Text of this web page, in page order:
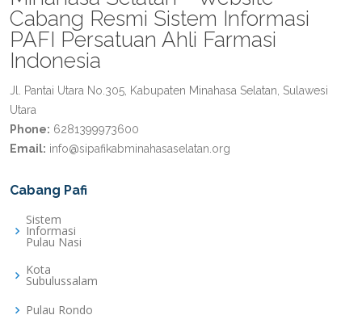
Cabang Resmi Sistem Informasi
PAFI Persatuan Ahli Farmasi
Indonesia
Jl. Pantai Utara No.305, Kabupaten Minahasa Selatan, Sulawesi
Utara
Phone: 6281399973600
Email: info@sipafikabminahasaselatan.org
Cabang Pafi
Sistem
Informasi
Pulau Nasi
Kota
Subulussalam
Pulau Rondo